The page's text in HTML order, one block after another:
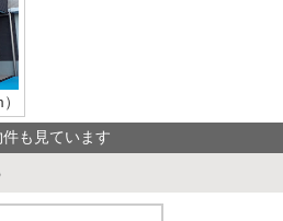
も見ています